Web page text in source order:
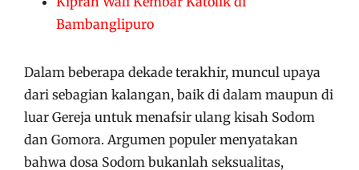
Bambanglipuro
Dalam beberapa dekade terakhir, muncul upaya
dari sebagian kalangan, baik di dalam maupun di
luar Gereja untuk menafsir ulang kisah Sodom
dan Gomora. Argumen populer menyatakan
bahwa dosa Sodom bukanlah seksualitas,